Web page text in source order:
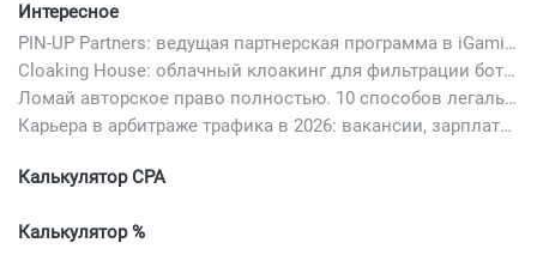
Интересное
PIN-UP Partners: ведущая партнерская программа в iGaming
Cloaking House: облачный клоакинг для фильтрации ботов FB и Google Ads — гайд PHP-интеграции 2026
Ломай авторское право полностью. 10 способов легально добавить любимый трек в свой креатив
Карьера в арбитраже трафика в 2026: вакансии, зарплаты и как начать
Калькулятор CPA
Калькулятор %